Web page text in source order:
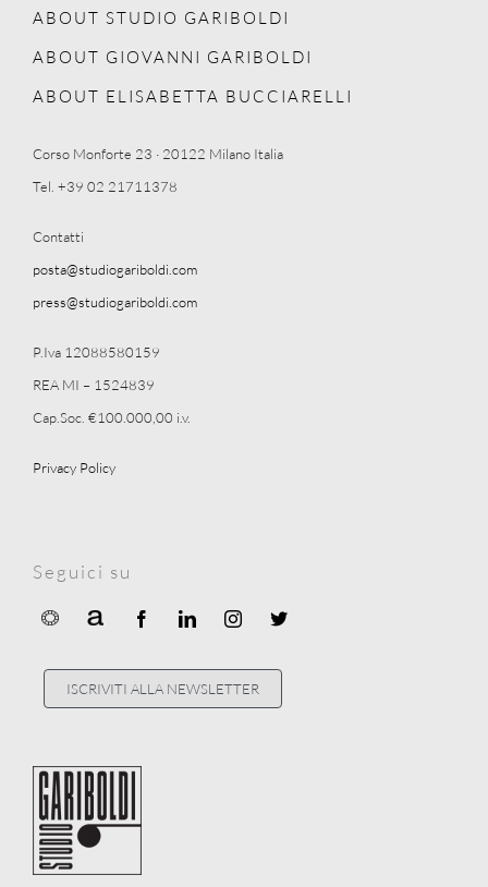
ABOUT STUDIO GARIBOLDI
ABOUT GIOVANNI GARIBOLDI
ABOUT ELISABETTA BUCCIARELLI
Corso Monforte 23 · 20122 Milano Italia
Tel. +39 02 21711378
Contatti
posta@studiogariboldi.com
press@studiogariboldi.com
P.Iva 12088580159
REA MI – 1524839
Cap.Soc. €100.000,00 i.v.
Privacy Policy
Seguici su
ISCRIVITI ALLA NEWSLETTER